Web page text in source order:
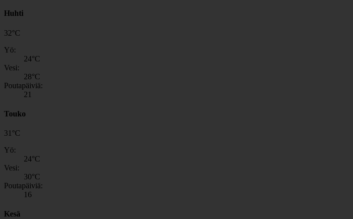
Huhti
32°C
Yö:
24°C
Vesi:
28°C
Poutapäiviä:
21
Touko
31 °C
Yö:
24°C
Vesi:
30°C
Poutapäiviä:
16
Kesä